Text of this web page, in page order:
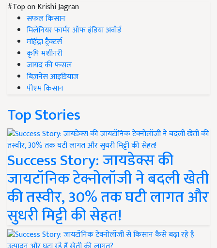
#Top on Krishi Jagran
सफल किसान
मिलेनियर फार्मर ऑफ इंडिया अवॉर्ड
महिंद्रा ट्रैक्टर्स
कृषि मशीनरी
जायद की फसल
बिज़नेस आइडियाज
पीएम किसान
Top Stories
Success Story: जायडेक्स की
जायटॉनिक टेक्नोलॉजी ने बदली खेती
की तस्वीर, 30% तक घटी लागत और
सुधरी मिट्टी की सेहत!